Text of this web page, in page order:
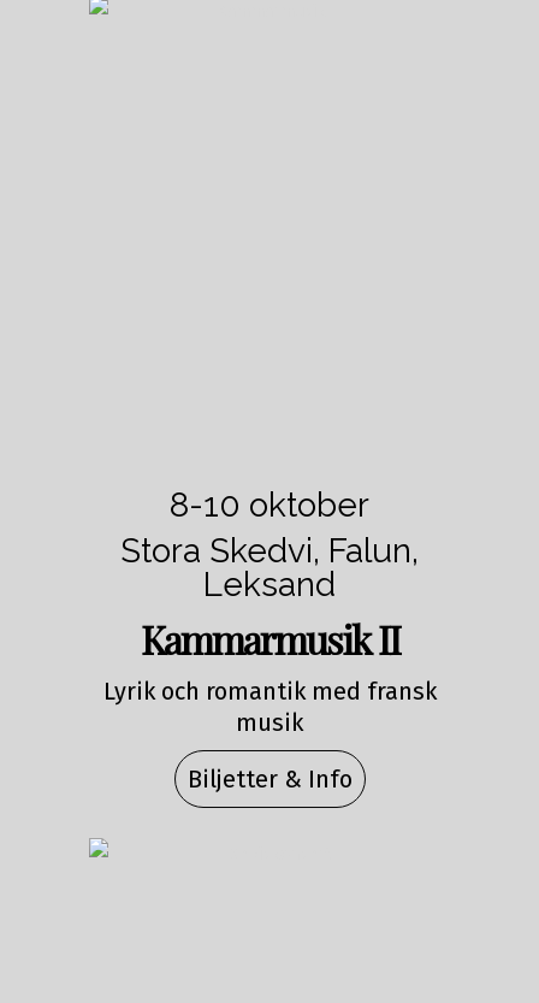
8-10 oktober
Stora Skedvi, Falun,
Leksand
Kammarmusik II
Lyrik och romantik med fransk
musik
Biljetter & Info